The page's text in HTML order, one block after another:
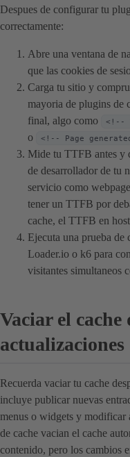
Despues de configurar tu
correctamente:
Abre una ventana de
que las cookies de
Carga tu sitio y
mayoria de plugins de
final, algo como
<!--
o <!-- Page
Mide tu TTFB antes y
de desarrollador de tu
servicio como
tener un TTFB por
cache, el TTFB en
Ejecuta una prueba de
Loader.io o k6 para
visitantes simultaneos
Vaciar el cache
actualizaciones
Recuerda vaciar tu cache
incluye publicar nuevas
menus o widgets y modificar
de cache vacian el cache
contenido, pero los cambios